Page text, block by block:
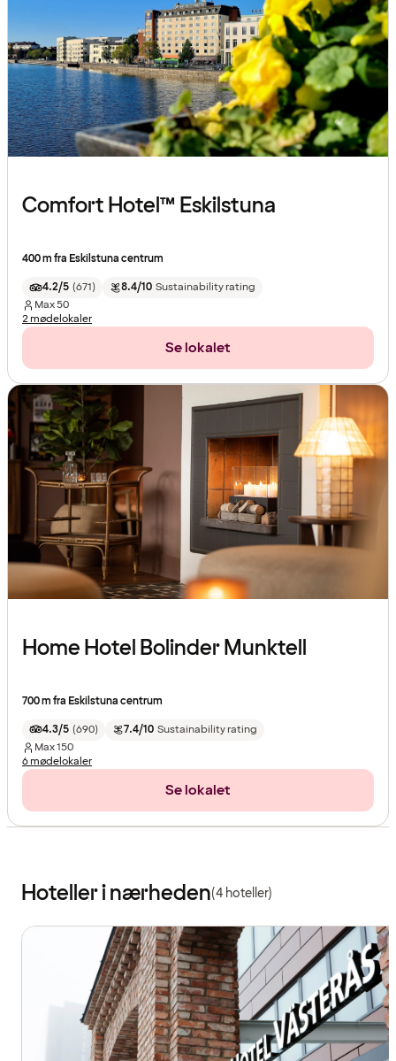
Comfort Hotel™ Eskilstuna
400 m fra Eskilstuna centrum
4.2/5 (671) 8.4/10 Sustainability rating
Max50
2 mødelokaler
Se lokalet
Home Hotel Bolinder Munktell
700 m fra Eskilstuna centrum
4.3/5 (690) 7.4/10 Sustainability rating
Max150
6 mødelokaler
Se lokalet
Hoteller i nærheden(4 hoteller)